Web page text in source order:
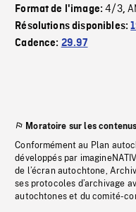
Format de l'image:4/3,
Résolutions disponibles:
Cadence: 29.97
Moratoire sur les
Conformément au Plan
développés par
de l’écran autochtone,
ses protocoles d’archivage
autochtones et du comité-